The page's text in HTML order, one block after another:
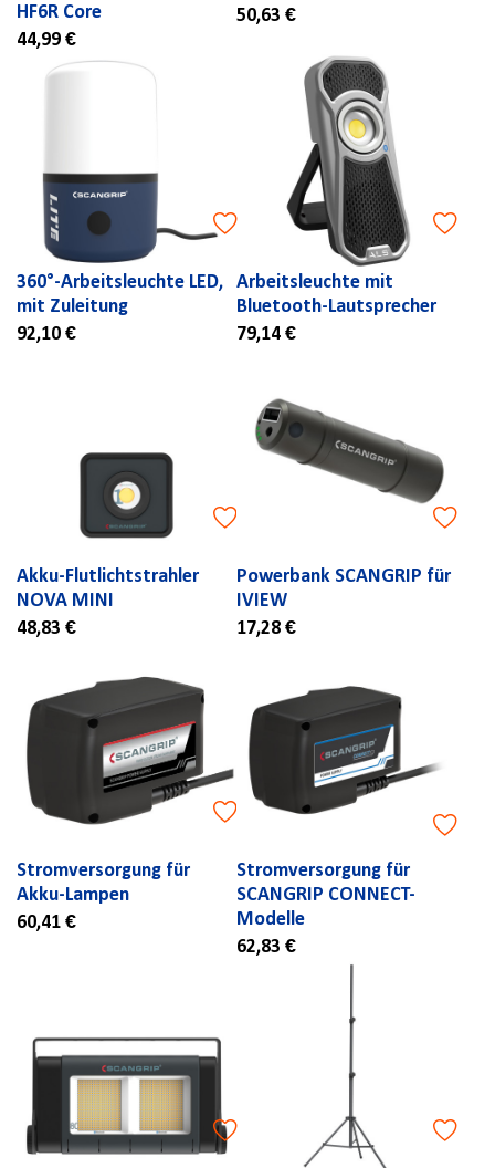
HF6R Core
44,99 €
50,63 €
360°-Arbeitsleuchte LED,
mit Zuleitung
92,10 €
Arbeitsleuchte mit
Bluetooth-Lautsprecher
79,14 €
Akku-Flutlichtstrahler
NOVA MINI
48,83 €
Powerbank SCANGRIP für
IVIEW
17,28 €
Stromversorgung für
Akku-Lampen
60,41 €
Stromversorgung für
SCANGRIP CONNECT-
Modelle
62,83 €